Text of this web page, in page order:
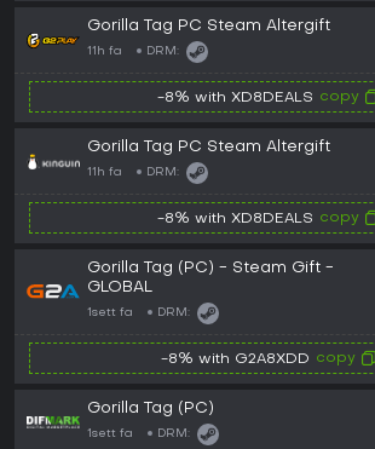
Gorilla Tag PC Steam Altergift
11h fa DRM:
-8% with XD8DEALS copy
Gorilla Tag PC Steam Altergift
11h fa DRM:
-8% with XD8DEALS copy
Gorilla Tag (PC) - Steam Gift -
GLOBAL
1sett fa DRM:
-8% with G2A8XDD copy
Gorilla Tag (PC)
1sett fa DRM: